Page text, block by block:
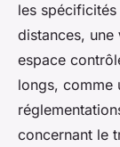
les
distances, une
espace
longs, comme
concernant le